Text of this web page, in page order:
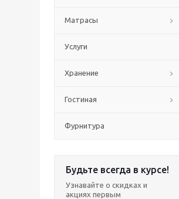
Матрасы
Услуги
Хранение
Гостиная
Фурнитура
Будьте всегда в курсе!
Узнавайте о скидках и
акциях первым